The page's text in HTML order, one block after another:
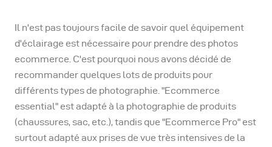
Il n'est pas toujours facile de savoir quel équipement
d'éclairage est nécessaire pour prendre des photos
ecommerce. C'est pourquoi nous avons décidé de
recommander quelques lots de produits pour
différents types de photographie. "Ecommerce
essential" est adapté à la photographie de produits
(chaussures, sac, etc.), tandis que "Ecommerce Pro" est
surtout adapté aux prises de vue très intensives de la